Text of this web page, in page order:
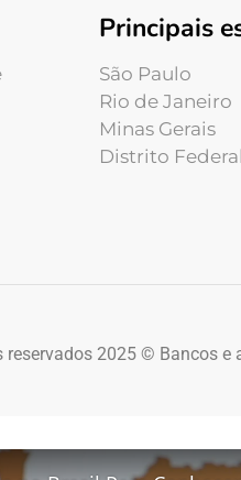
Principais
São Paulo
Rio de Janeiro
Minas Gerais
Distrito Federal
reservados 2025 © Bancos e